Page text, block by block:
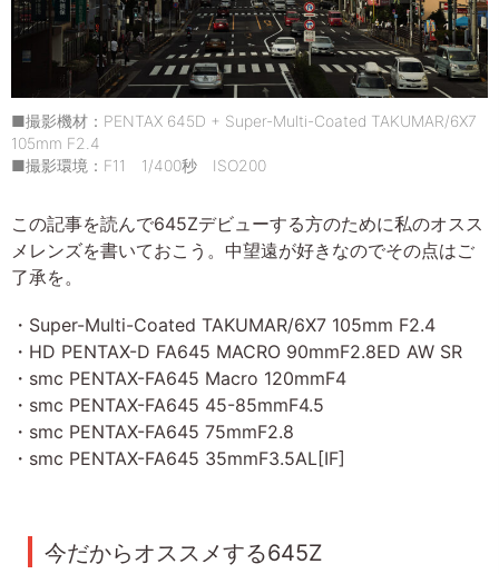
■撮影機材：PENTAX 645D + Super-Multi-Coated TAKUMAR/6X7
105mm F2.4
■撮影環境：F11 1/400秒 ISO200
この記事を読んで645Zデビューする方のために私のオスス
メレンズを書いておこう。中望遠が好きなのでその点はご
了承を。
・Super-Multi-Coated TAKUMAR/6X7 105mm F2.4
・HD PENTAX-D FA645 MACRO 90mmF2.8ED AW SR
・smc PENTAX-FA645 Macro 120mmF4
・smc PENTAX-FA645 45-85mmF4.5
・smc PENTAX-FA645 75mmF2.8
・smc PENTAX-FA645 35mmF3.5AL[IF]
今だからオススメする645Z